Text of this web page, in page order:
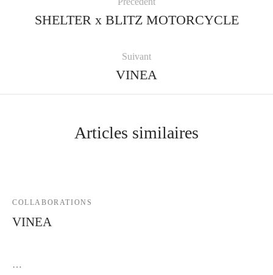
SHELTER x BLITZ MOTORCYCLE
Suivant
VINEA
Articles similaires
COLLABORATIONS
VINEA
…